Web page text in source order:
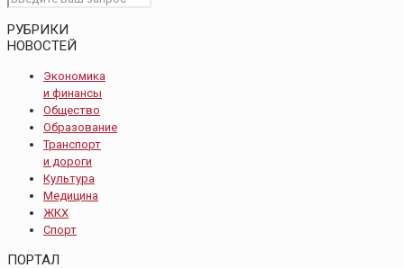
РУБРИКИ
НОВОСТЕЙ
Экономика
и финансы
Общество
Образование
Транспорт
и дороги
Культура
Медицина
ЖКХ
Спорт
ПОРТАЛ